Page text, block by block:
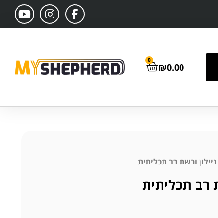
₪0.00
0
ורשת רב תכליתית
רב תכליתית